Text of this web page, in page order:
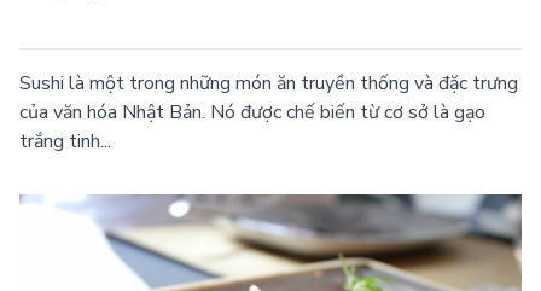
Sushi là một trong những món ăn truyền thống và đặc trưng
của văn hóa Nhật Bản. Nó được chế biến từ cơ sở là gạo
trắng tinh...